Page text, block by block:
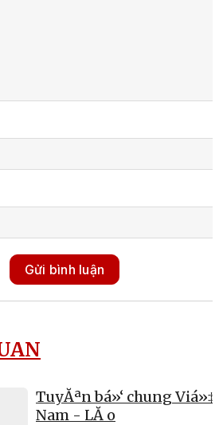
Gửi bình luận
TuyĂªn bá»‘ chung
Nam - LĂ o